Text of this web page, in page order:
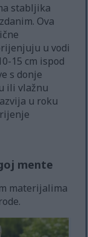
stabljika
Ova
u vodi
15 cm ispod
s donje
ili vlažnu
u roku
mente
materijalima